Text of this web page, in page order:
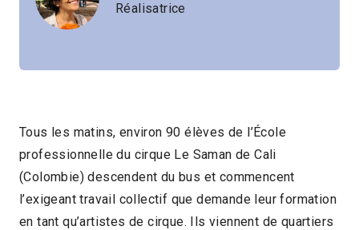
Tous les matins, environ 90 élèves de l’École
professionnelle du cirque Le Saman de Cali
(Colombie) descendent du bus et commencent
l’exigeant travail collectif que demande leur formation
en tant qu’artistes de cirque. Ils viennent de quartiers
Réalisatrice